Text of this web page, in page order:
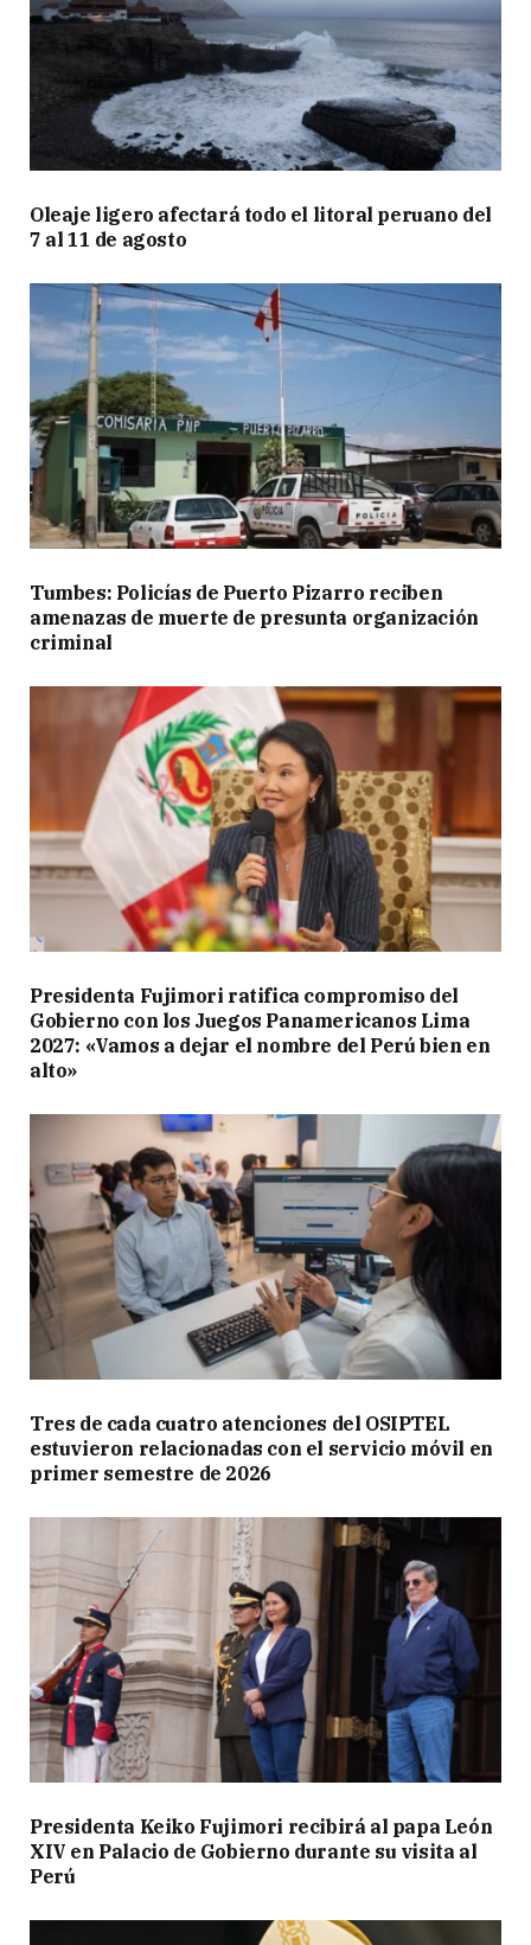
Oleaje ligero afectará todo el litoral peruano del
7 al 11 de agosto
Tumbes: Policías de Puerto Pizarro reciben
amenazas de muerte de presunta organización
criminal
Presidenta Fujimori ratifica compromiso del
Gobierno con los Juegos Panamericanos Lima
2027: «Vamos a dejar el nombre del Perú bien en
alto»
Tres de cada cuatro atenciones del OSIPTEL
estuvieron relacionadas con el servicio móvil en
primer semestre de 2026
Presidenta Keiko Fujimori recibirá al papa León
XIV en Palacio de Gobierno durante su visita al
Perú